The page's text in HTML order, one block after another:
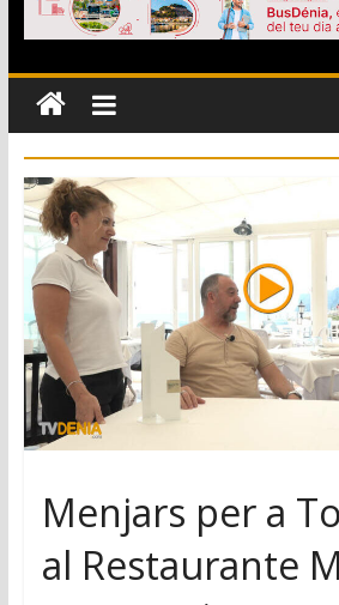
Los Moros y Cristianos 2026 reciben
dan inicio a las fiestas en Dénia
Menjars per a
al Restaurante